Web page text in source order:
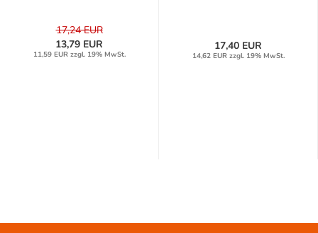
17,24 EUR
13,79 EUR
11,59 EUR zzgl. 19% MwSt.
17,40 EUR
14,62 EUR zzgl. 19% MwSt.